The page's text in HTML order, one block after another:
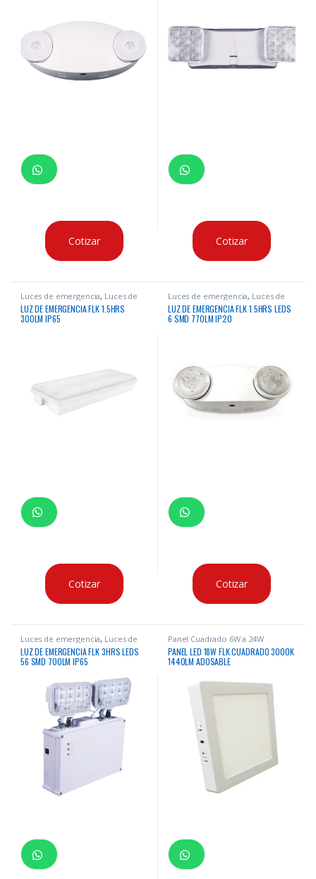
Cotizar Cotizar
Luces de emergencia, Luces de
Emergencia
LUZ DE EMERGENCIA FLK 1.5HRS
300LM IP65
Cotizar
Luces de emergencia, Luces de
Emergencia
LUZ DE EMERGENCIA FLK 1.5HRS LEDS
6 SMD 770LM IP20
Cotizar
Luces de emergencia, Luces de
Emergencia
LUZ DE EMERGENCIA FLK 3HRS LEDS
56 SMD 700LM IP65
Panel Cuadrado 6W a 24W
PANEL LED 18W FLK CUADRADO 3000K
1440LM ADOSABLE